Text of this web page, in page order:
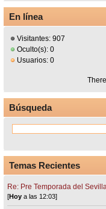
En línea
Visitantes: 907
Oculto(s): 0
Usuarios: 0
Búsqueda
Temas Recientes
Re: Pre Temporada del
[Hoy a las 12:03]